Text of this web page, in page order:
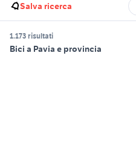
Salva ricerca
1.173 risultati
Bici a Pavia e provincia